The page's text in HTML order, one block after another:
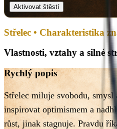
Aktivovat štěstí
Střelec • Charakteristika
Vlastnosti, vztahy a silné
Rychlý popis
Střelec miluje svobodu,
inspirovat optimismem a
růst, jinak stagnuje. Pravdu